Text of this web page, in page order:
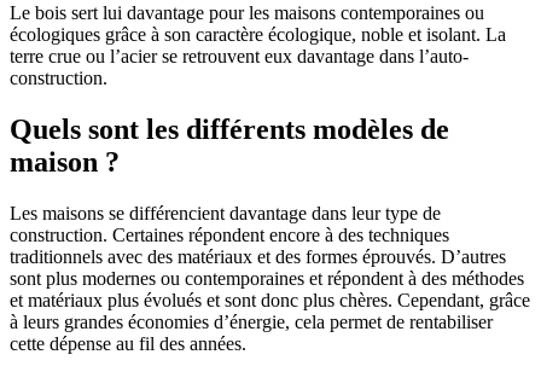
Le bois sert lui davantage pour les maisons contemporaines ou
écologiques grâce à son caractère écologique, noble et isolant. La
terre crue ou l’acier se retrouvent eux davantage dans l’auto-
construction.
Quels sont les différents modèles de
maison ?
Les maisons se différencient davantage dans leur type de
construction. Certaines répondent encore à des techniques
traditionnels avec des matériaux et des formes éprouvés. D’autres
sont plus modernes ou contemporaines et répondent à des méthodes
et matériaux plus évolués et sont donc plus chères. Cependant, grâce
à leurs grandes économies d’énergie, cela permet de rentabiliser
cette dépense au fil des années.